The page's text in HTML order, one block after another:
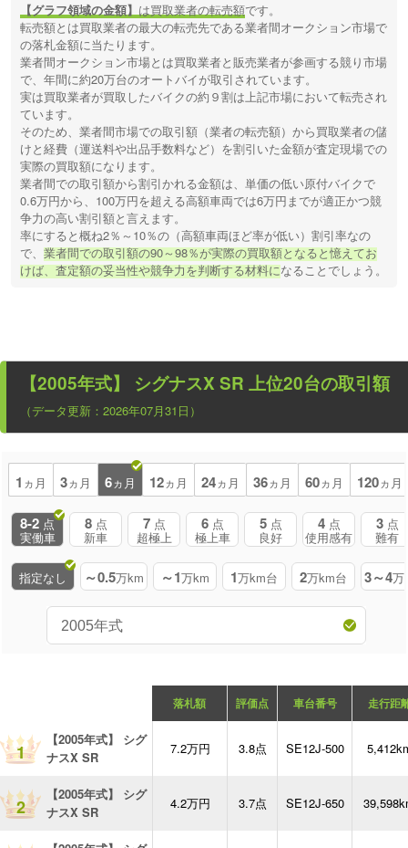
【グラフ領域の金額】 は買取業者の転売額です。
転売額とは買取業者の最大の転売先である業者間オークション市場で
の落札金額に当たります。
業者間オークション市場とは買取業者と販売業者が参画する競り市場
で、年間に約20万台のオートバイが取引されています。
実は買取業者が買取したバイクの約９割は上記市場において転売され
ています。
そのため、業者間市場での取引額（業者の転売額）から買取業者の儲
けと経費（運送料や出品手数料など）を割引いた金額が査定現場での
実際の買取額になります。
業者間での取引額から割引かれる金額は、単価の低い原付バイクで
0.6万円から、100万円を超える高額車両では6万円までが適正かつ競
争力の高い割引額と言えます。
率にすると概ね2％～10％の（高額車両ほど率が低い）割引率なの
で、業者間での取引額の90～98％が実際の買取額となると憶えてお
けば、査定額の妥当性や競争力を判断する材料になることでしょう。
【2005年式】 シグナスX SR 上位20台の取引額
（データ更新：2026年07月31日）
1 ヵ月 3ヵ月 6ヵ月 12ヵ月 24ヵ月 36ヵ月 60ヵ月 120ヵ月
8-2 点
実働車
8 点
新車
7 点
超極上
6 点
極上車
5 点
良好
4 点
使用感有
3 点
難有
指定なし ～0.5万km ～1万km 1万km台 2万km台 3～4万
落札額 評価点 車台番号 走行距
1
【2005年式】 シグ
ナスX SR
7.2万円 3.8点 SE12J-500
2
【2005年式】 シグ
ナスX SR
4.2万円 3.7点 SE12J-650